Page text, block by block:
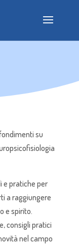
su
e pratiche per
a raggiungere
e spirito.
consigli pratici
nel campo